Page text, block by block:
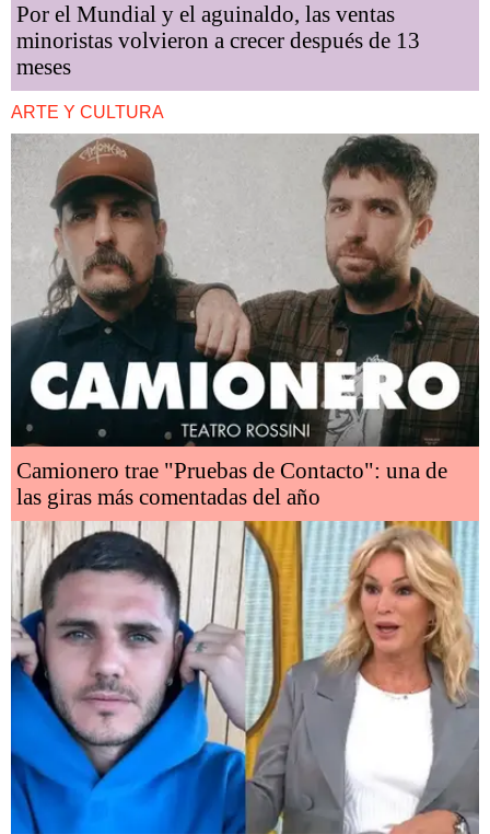
Por el Mundial y el aguinaldo, las ventas
minoristas volvieron a crecer después de 13
meses
ARTE Y CULTURA
Camionero trae "Pruebas de Contacto": una de
las giras más comentadas del año